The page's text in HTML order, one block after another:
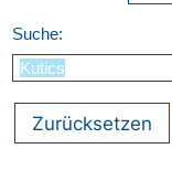
Suche:
Zurücksetzen